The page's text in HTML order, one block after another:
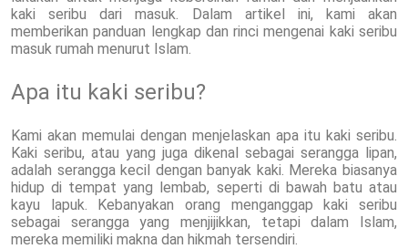
kaki seribu dari masuk. Dalam artikel ini, kami akan
memberikan panduan lengkap dan rinci mengenai kaki seribu
masuk rumah menurut Islam.
Apa itu kaki seribu?
Kami akan memulai dengan menjelaskan apa itu kaki seribu.
Kaki seribu, atau yang juga dikenal sebagai serangga lipan,
adalah serangga kecil dengan banyak kaki. Mereka biasanya
hidup di tempat yang lembab, seperti di bawah batu atau
kayu lapuk. Kebanyakan orang menganggap kaki seribu
sebagai serangga yang menjijikkan, tetapi dalam Islam,
mereka memiliki makna dan hikmah tersendiri.